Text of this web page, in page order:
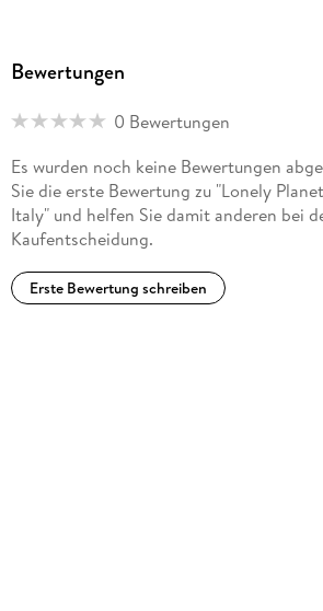
Bewertungen
0 Bewertungen
Es wurden noch keine Bewertungen
Sie die erste Bewertung zu "Lonely
Italy" und helfen Sie damit anderen bei
Kaufentscheidung.
Erste Bewertung schreiben